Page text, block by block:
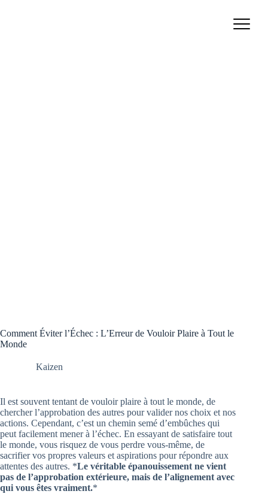
Comment Éviter l’Échec : L’Erreur de Vouloir Plaire à Tout le
Monde
Kaizen
Il est souvent tentant de vouloir plaire à tout le monde, de
chercher l’approbation des autres pour valider nos choix et nos
actions. Cependant, c’est un chemin semé d’embûches qui
peut facilement mener à l’échec. En essayant de satisfaire tout
le monde, vous risquez de vous perdre vous-même, de
sacrifier vos propres valeurs et aspirations pour répondre aux
attentes des autres. *Le véritable épanouissement ne vient
pas de l’approbation extérieure, mais de l’alignement avec
qui vous êtes vraiment.*